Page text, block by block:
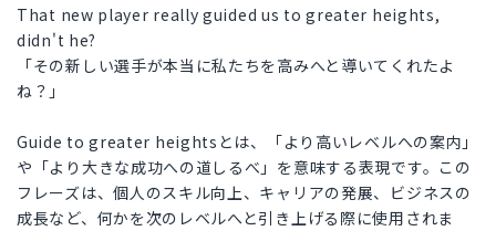
That new player really guided us to greater heights,
didn't he?
「その新しい選手が本当に私たちを高みへと導いてくれたよ
ね？」
Guide to greater heightsとは、「より高いレベルへの案内」
や「より大きな成功への道しるべ」を意味する表現です。この
フレーズは、個人のスキル向上、キャリアの発展、ビジネスの
成長など、何かを次のレベルへと引き上げる際に使用されま